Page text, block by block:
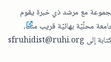
مع مرشد ذي خبرة يقوم
محلّيّة بهائيّة قريب منك،
إلى sfruhidist@ruhi.org